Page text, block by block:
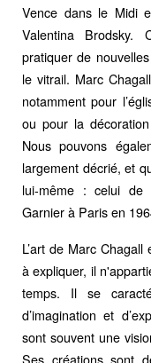
Vence dans le Midi
Valentina Brodsky.
pratiquer de
le vitrail. Marc
notamment pour
ou pour la
Nous pouvons
largement décrié, et
lui-même : celui de
Garnier à Paris en
L’art de Marc
à expliquer, il
temps. Il se
d’imagination et
sont souvent une
Ses créations sont